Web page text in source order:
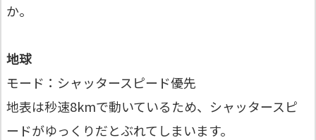
か。
地球
モード：シャッタースピード優先
地表は秒速8kmで動いているため、シャッタースピ
ードがゆっくりだとぶれてしまいます。